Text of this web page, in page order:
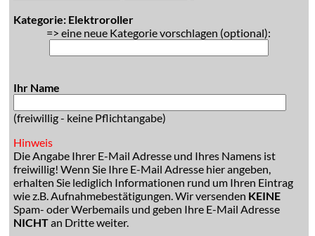
Kategorie: Elektroroller
=> eine neue Kategorie vorschlagen (optional):
Ihr Name
(freiwillig - keine Pflichtangabe)
Hinweis
Die Angabe Ihrer E-Mail Adresse und Ihres Namens ist
freiwillig! Wenn Sie Ihre E-Mail Adresse hier angeben,
erhalten Sie lediglich Informationen rund um Ihren Eintrag
wie z.B. Aufnahmebestätigungen. Wir versenden KEINE
Spam- oder Werbemails und geben Ihre E-Mail Adresse
NICHTan Dritte weiter.